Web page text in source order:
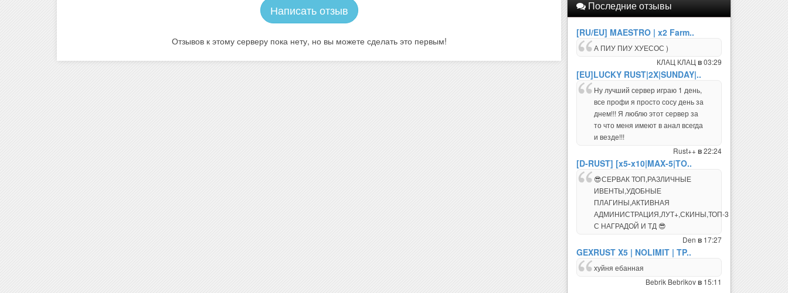
Написать отзыв
Отзывов к этому серверу пока нету, но вы можете сделать это первым!
Последние отзывы
[RU/EU] MAESTRO | x2 Farm..
А ПИУ ПИУ ХУЕСОС )
КЛАЦ КЛАЦ в03:29
[EU]LUCKY RUST|2X|SUNDAY|..
Ну лучший сервер играю 1 день,
все профи я просто сосу день за
днем!!! Я люблю этот сервер за
то что меня имеют в анал всегда
и везде!!!
Rust++ в22:24
[D-RUST] [x5-x10|MAX-5|TO..
😎СЕРВАК ТОП,РАЗЛИЧНЫЕ
ИВЕНТЫ,УДОБНЫЕ
ПЛАГИНЫ,АКТИВНАЯ
АДМИНИСТРАЦИЯ,ЛУТ+,СКИНЫ,ТОП-3
С НАГРАДОЙ И ТД 😎
Den в 17:27
GEXRUST X5 | NOLIMIT | TP..
хуйня ебанная
Bebrik Bebrikovв 15:11